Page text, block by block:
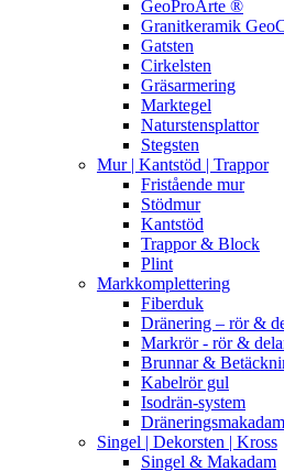
GeoProArte ®
Granitkeramik
Gatsten
Cirkelsten
Gräsarmering
Marktegel
Naturstensplattor
Stegsten
Mur | Kantstöd | Trappor
Fristående mur
Stödmur
Kantstöd
Trappor & Block
Plint
Markkomplettering
Fiberduk
Dränering – rör &
Markrör - rör &
Brunnar &
Kabelrör gul
Isodrän-system
Dräneringsmakadam
Singel | Dekorsten | Kross
Singel & Makadam